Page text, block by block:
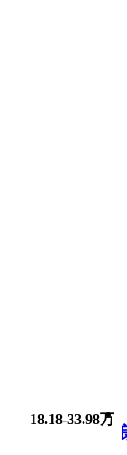
18.18-33.98万